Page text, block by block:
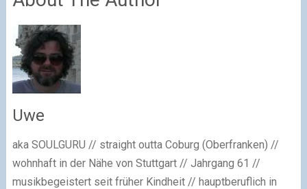
Uwe
aka SOULGURU // straight outta Coburg (Oberfranken) //
wohnhaft in der Nähe von Stuttgart // Jahrgang 61 //
musikbegeistert seit früher Kindheit // hauptberuflich in